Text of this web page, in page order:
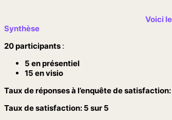
Voici
Synthèse
20 participants :
5 en présentiel
15 en visio
Taux de réponses à l’enquête de satisfaction:
Taux de satisfaction: 5 sur 5